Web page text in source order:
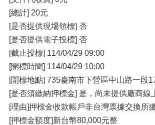
[總計] 20元
[是否提供現場領標] 否
[是否提供電子投標] 否
[截止投標] 114/04/29 09:00
[開標時間] 114/04/29 10:00
[開標地點] 735臺南市下營區中山路一段
[是否須繳納押標金] 是，尚未提供廠商線
[理由]押標金收款帳戶非台灣票據交換所
[押標金額度]新台幣80,000元整